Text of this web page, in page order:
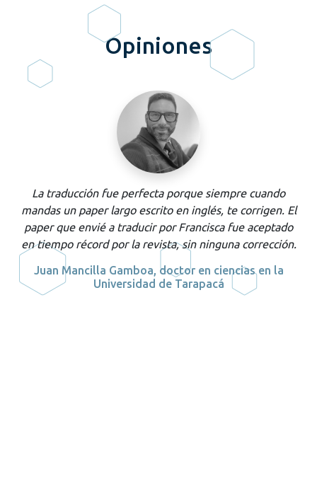
Opiniones
La traducción fue perfecta porque siempre cuando
mandas un paperlargo escrito en inglés, te corrigen. El
paperque envié a traducir por Francisca fue aceptado
en tiempo récord por la revista, sin ninguna corrección.
Juan Mancilla Gamboa, doctor en ciencias en la
Universidad de Tarapacá